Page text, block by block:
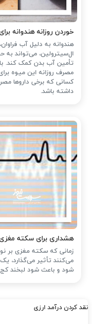
خوردن روزانه هندوانه
هندوانه به دلیل آب
ال‌سیترولین، می‌تواند
تأمین آب بدن کمک کند.
مصرف روزانه این میوه
کسانی که برخی داروها
داشته باشد.
هشداری برای سکته
زمانی که سکته مغزی بر
می‌کنند تأثیر
شود و باعث شود لبخند کج
نقد کردن درآمد ارزی